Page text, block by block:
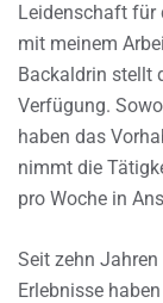
Leidenschaft für
mit meinem
Backaldrin stellt
Verfügung.
haben das
nimmt die
pro Woche in
Seit zehn
Erlebnisse